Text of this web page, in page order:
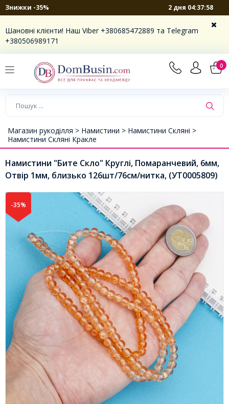
Знижки -35% 2 дня 04:37:57
Шановні клієнти! Наш Viber +380685472889 та Telegram
+380506989171
0
Магазин рукоділля > Намистини > Намистини Скляні >
Намистини Скляні Кракле
Намистини "Бите Скло" Круглі, Помаранчевий, 6мм,
Отвір 1мм, близько 126шт/76см/нитка, (УТ0005809)
-35%